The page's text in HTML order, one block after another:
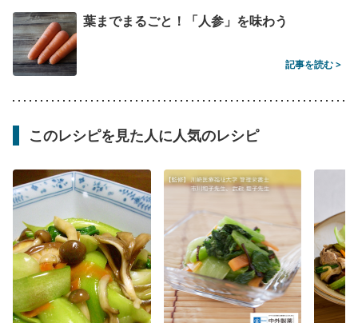
葉までまるごと！「人参」を味わう
記事を読む >
このレシピを見た人に人気のレシピ